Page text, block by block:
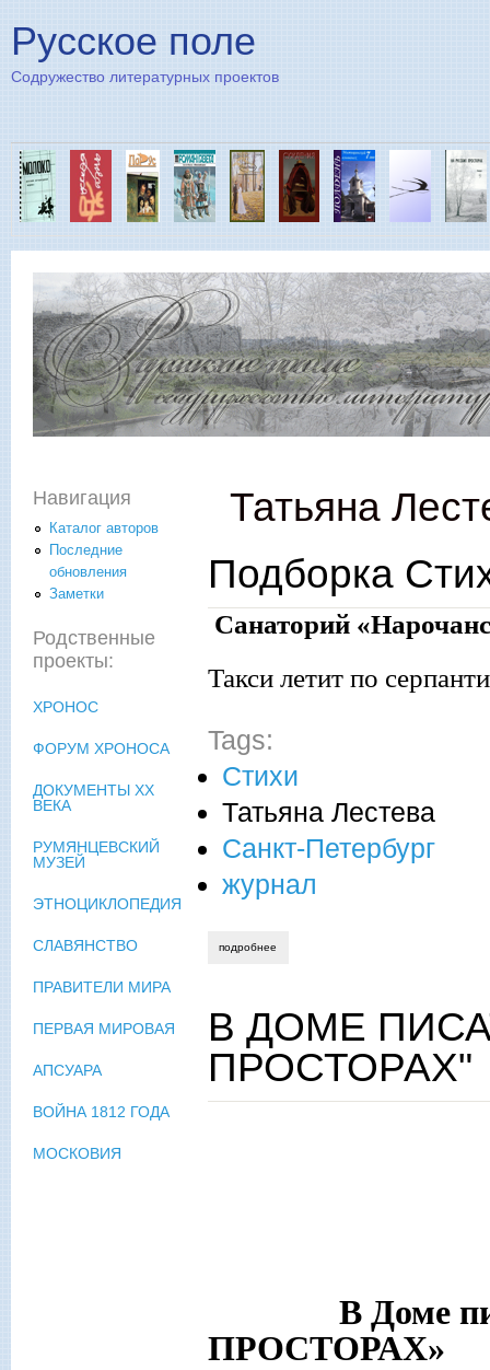
Русское поле
Содружество литературных проектов
Татьяна
Подборка
Санаторий
Такси летит по
Tags:
Стихи
Татьяна Лестева
Санкт-Петербург
журнал
подробнее
В ДОМЕ
ПРОСТОРАХ"
В Доме
ПРОСТОРАХ»
Навигация
Каталог авторов
Последние
обновления
Заметки
Родственные
проекты:
ХРОНОС
ФОРУМ ХРОНОСА
ДОКУМЕНТЫ XX
ВЕКА
РУМЯНЦЕВСКИЙ
МУЗЕЙ
ЭТНОЦИКЛОПЕДИЯ
СЛАВЯНСТВО
ПРАВИТЕЛИ МИРА
ПЕРВАЯ МИРОВАЯ
АПСУАРА
ВОЙНА 1812 ГОДА
МОСКОВИЯ